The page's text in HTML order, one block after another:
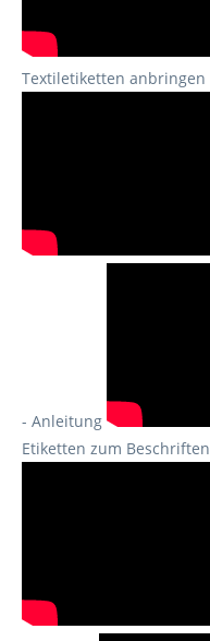
Textiletiketten anbringen
- Anleitung
Etiketten zum Beschriften